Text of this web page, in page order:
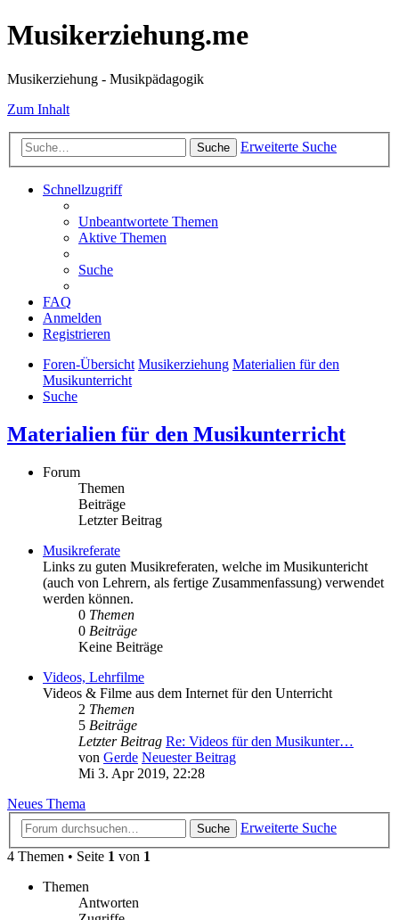
Musikerziehung.me
Musikerziehung - Musikpädagogik
Zum Inhalt
Suche Erweiterte Suche
Schnellzugriff
Unbeantwortete Themen
Aktive Themen
Suche
FAQ
Anmelden
Registrieren
Foren-Übersicht Musikerziehung Materialien für den
Musikunterricht
Suche
Materialien für den Musikunterricht
Forum
Themen
Beiträge
Letzter Beitrag
Musikreferate
Links zu guten Musikreferaten, welche im Musikuntericht
(auch von Lehrern, als fertige Zusammenfassung) verwendet
werden können.
0 Themen
0 Beiträge
Keine Beiträge
Videos, Lehrfilme
Videos & Filme aus dem Internet für den Unterricht
2 Themen
5 Beiträge
Letzter Beitrag Re: Videos für den Musikunter…
von Gerde Neuester Beitrag
Mi 3. Apr 2019, 22:28
Neues Thema
Suche
Erweiterte Suche
4 Themen • Seite 1 von 1
Themen
Antworten